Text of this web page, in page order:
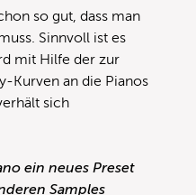
so gut, dass man
Sinnvoll ist es
mit Hilfe der zur
Kurven an die Pianos
sich
ein neues Preset
Samples